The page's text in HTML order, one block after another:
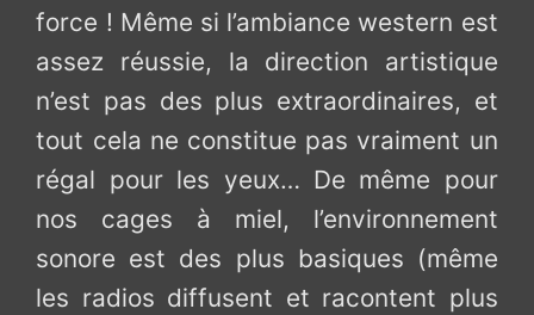
force ! Même si l’ambiance western est
assez réussie, la direction artistique
n’est pas des plus extraordinaires, et
tout cela ne constitue pas vraiment un
régal pour les yeux… De même pour
nos cages à miel, l’environnement
sonore est des plus basiques (même
les radios diffusent et racontent plus